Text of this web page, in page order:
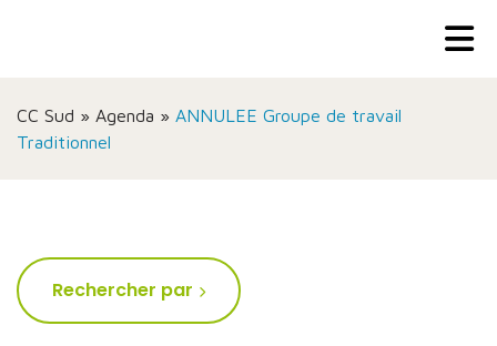
CC Sud » Agenda » ANNULEE Groupe de travail
Traditionnel
Rechercher par